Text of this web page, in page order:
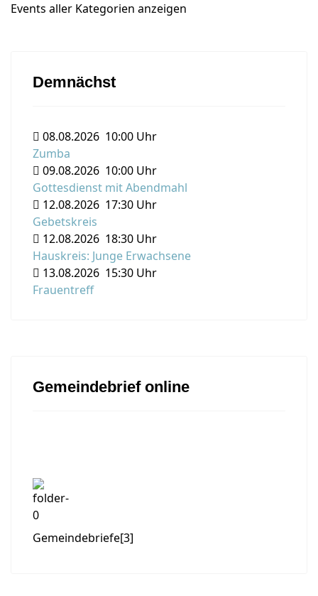
Events aller Kategorien anzeigen
Demnächst
08.08.2026 10:00 Uhr
Zumba
09.08.2026 10:00 Uhr
Gottesdienst mit Abendmahl
12.08.2026 17:30 Uhr
Gebetskreis
12.08.2026 18:30 Uhr
Hauskreis: Junge Erwachsene
13.08.2026 15:30 Uhr
Frauentreff
Gemeindebrief online
Gemeindebriefe[3]